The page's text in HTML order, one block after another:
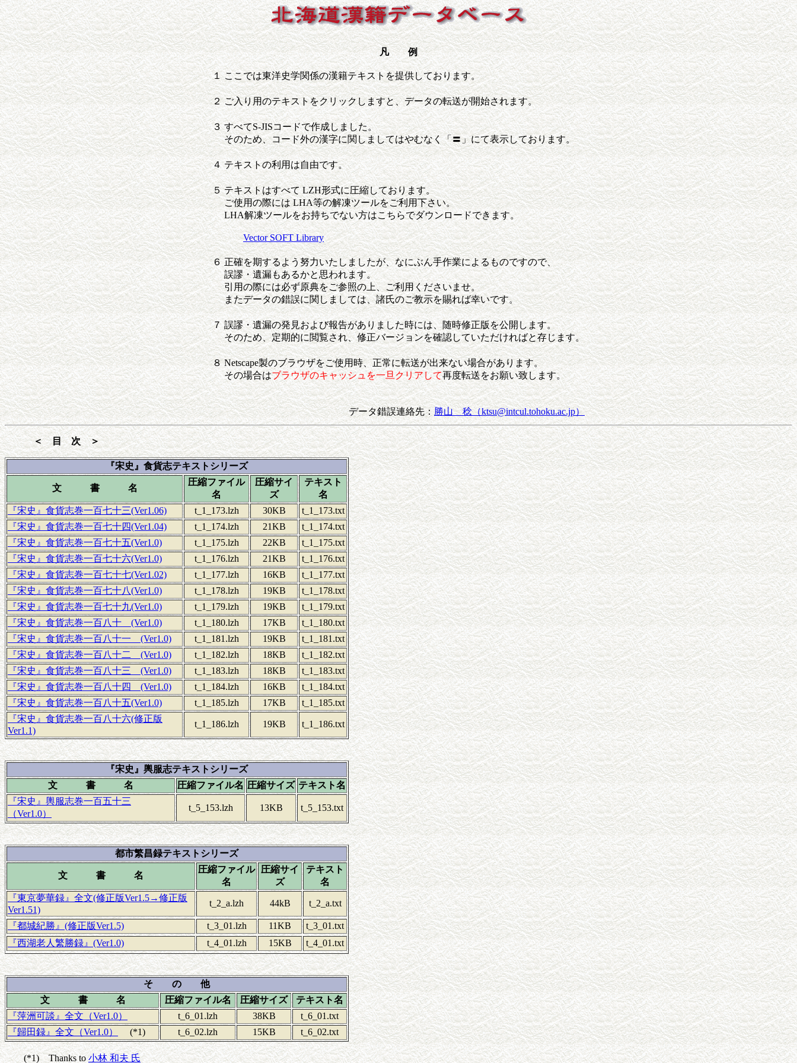
凡 例
１ ここでは東洋史学関係の漢籍テキストを提供しております。
２ ご入り用のテキストをクリックしますと、データの転送が開始されます。
３ すべてS-JISコードで作成しました。
そのため、コード外の漢字に関しましてはやむなく「〓」にて表示しております。
４ テキストの利用は自由です。
５ テキストはすべて LZH形式に圧縮しております。
ご使用の際には LHA等の解凍ツールをご利用下さい。
LHA解凍ツールをお持ちでない方はこちらでダウンロードできます。
Vector SOFT Library
６ 正確を期するよう努力いたしましたが、なにぶん手作業によるものですので、
誤謬・遺漏もあるかと思われます。
引用の際には必ず原典をご参照の上、ご利用くださいませ。
またデータの錯誤に関しましては、諸氏のご教示を賜れば幸いです。
７ 誤謬・遺漏の発見および報告がありました時には、随時修正版を公開します。
そのため、定期的に閲覧され、修正バージョンを確認していただければと存じます。
８ Netscape製のブラウザをご使用時、正常に転送が出来ない場合があります。
その場合はブラウザのキャッシュを一旦クリアして再度転送をお願い致します。
データ錯誤連絡先： 勝山 稔（ktsu@intcul.tohoku.ac.jp）
＜ 目 次 ＞
『宋史』食貨志テキストシリーズ
文 書 名
圧縮ファイル
名
圧縮サイ
ズ
テキスト
名
『宋史』食貨志巻一百七十三(Ver1.06)
t_1_173.lzh 30KB
t_1_173.txt
『宋史』食貨志巻一百七十四(Ver1.04)
t_1_174.lzh 21KB
t_1_174.txt
『宋史』食貨志巻一百七十五(Ver1.0)
t_1_175.lzh 22KB
t_1_175.txt
『宋史』食貨志巻一百七十六(Ver1.0)
t_1_176.lzh 21KB
t_1_176.txt
『宋史』食貨志巻一百七十七(Ver1.02)
t_1_177.lzh 16KB
t_1_177.txt
『宋史』食貨志巻一百七十八(Ver1.0)
t_1_178.lzh 19KB
t_1_178.txt
『宋史』食貨志巻一百七十九(Ver1.0)
t_1_179.lzh 19KB
t_1_179.txt
『宋史』食貨志巻一百八十 (Ver1.0)
t_1_180.lzh 17KB
t_1_180.txt
『宋史』食貨志巻一百八十一 (Ver1.0)
t_1_181.lzh 19KB
t_1_181.txt
『宋史』食貨志巻一百八十二 (Ver1.0)
t_1_182.lzh 18KB
t_1_182.txt
『宋史』食貨志巻一百八十三 (Ver1.0)
t_1_183.lzh 18KB
t_1_183.txt
『宋史』食貨志巻一百八十四 (Ver1.0)
t_1_184.lzh 16KB
t_1_184.txt
『宋史』食貨志巻一百八十五(Ver1.0)
t_1_185.lzh 17KB
t_1_185.txt
『宋史』食貨志巻一百八十六(修正版
Ver1.1)
t_1_186.lzh 19KB t_1_186.txt
『宋史』輿服志テキストシリーズ
文 書 名
圧縮ファイル名 圧縮サイズ テキスト名
『宋史』輿服志巻一百五十三
（Ver1.0）
t_5_153.lzh 13KB t_5_153.txt
都市繁昌録テキストシリーズ
文 書 名
圧縮ファイル
名
圧縮サイ
ズ
テキスト
名
『東京夢華録』全文(修正版Ver1.5→修正版
Ver1.51)
t_2_a.lzh 44kB t_2_a.txt
『都城紀勝』(修正版Ver1.5) t_3_01.lzh 11KB
t_3_01.txt
『西湖老人繁勝録』(Ver1.0)
t_4_01.lzh 15KB t_4_01.txt
そ の 他
文 書 名
圧縮ファイル名 圧縮サイズ
テキスト名
『萍洲可談』全文（Ver1.0）
t_6_01.lzh 38KB
t_6_01.txt
『歸田録』全文（Ver1.0）
(*1) t_6_02.lzh 15KB t_6_02.txt
(*1) Thanks to小林 和夫 氏